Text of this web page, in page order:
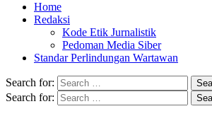
Home
Redaksi
Kode Etik Jurnalistik
Pedoman Media Siber
Standar Perlindungan Wartawan
Search for:
Search for: